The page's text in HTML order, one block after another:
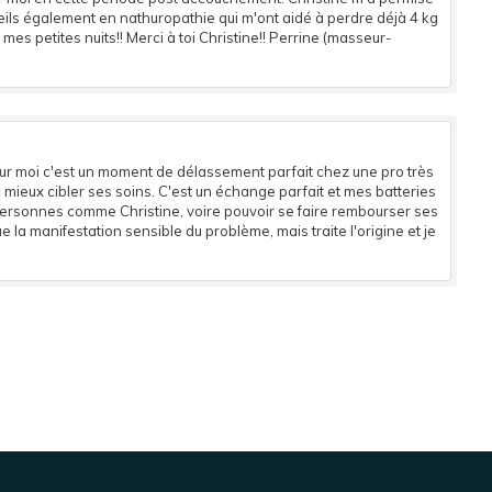
également en nathuropathie qui m'ont aidé à perdre déjà 4 kg
petites nuits!! Merci à toi Christine!! Perrine (masseur-
moi c'est un moment de délassement parfait chez une pro très
cibler ses soins. C'est un échange parfait et mes batteries
comme Christine, voire pouvoir se faire rembourser ses
la manifestation sensible du problème, mais traite l'origine et je